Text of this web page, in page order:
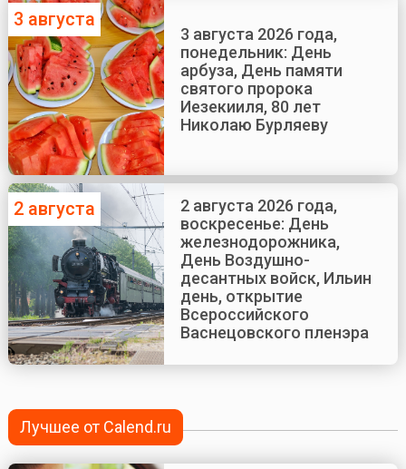
3 августа
3 августа 2026 года,
понедельник: День
арбуза, День памяти
святого пророка
Иезекииля, 80 лет
Николаю Бурляеву
2 августа
2 августа 2026 года,
воскресенье: День
железнодорожника,
День Воздушно-
десантных войск, Ильин
день, открытие
Всероссийского
Васнецовского пленэра
Лучшее от Calend.ru